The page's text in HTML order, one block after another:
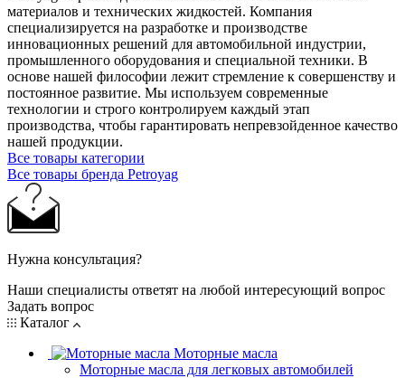
материалов и технических жидкостей. Компания
специализируется на разработке и производстве
инновационных решений для автомобильной индустрии,
промышленного оборудования и специальной техники. В
основе нашей философии лежит стремление к совершенству и
постоянное развитие. Мы используем современные
технологии и строго контролируем каждый этап
производства, чтобы гарантировать непревзойденное качество
нашей продукции.
Все товары категории
Все товары бренда Petroyag
Нужна консультация?
Наши специалисты ответят на любой интересующий вопрос
Задать вопрос
Каталог
Моторные масла
Моторные масла для легковых автомобилей